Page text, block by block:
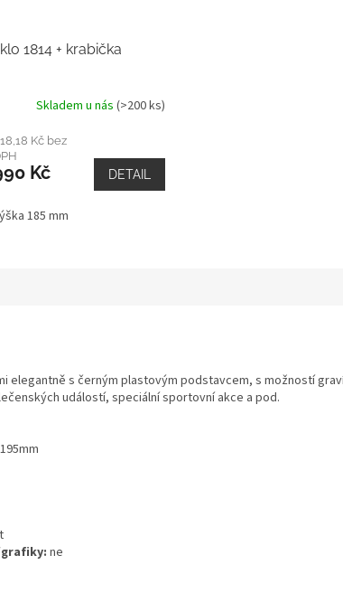
1814 + krabička
Skladem u nás (>200 ks)
Kč bez
Kč DETAIL
185 mm
elegantně s černým plastovým podstavcem, s možností
událostí, speciální sportovní akce a pod.
ne